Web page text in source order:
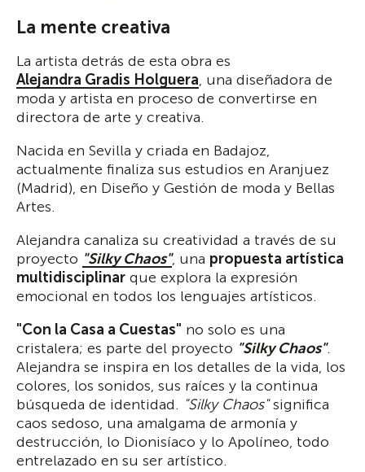
La mente creativa
La artista detrás de esta obra es
Alejandra Gradis Holguera, una diseñadora de
moda y artista en proceso de convertirse en
directora de arte y creativa.
Nacida en Sevilla y criada en Badajoz,
actualmente finaliza sus estudios en Aranjuez
(Madrid), en Diseño y Gestión de moda y Bellas
Artes.
Alejandra canaliza su creatividad a través de su
proyecto "Silky Chaos", una propuesta artística
multidisciplinar que explora la expresión
emocional en todos los lenguajes artísticos.
"Con la Casa a Cuestas" no solo es una
cristalera; es parte del proyecto "Silky Chaos".
Alejandra se inspira en los detalles de la vida, los
colores, los sonidos, sus raíces y la continua
búsqueda de identidad. "Silky Chaos"significa
caos sedoso, una amalgama de armonía y
destrucción, lo Dionisíaco y lo Apolíneo, todo
entrelazado en su ser artístico.